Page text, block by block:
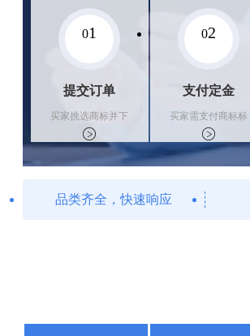
01
提交订单
买家挑选商标并下
单
02
支付定金
买家需支付商标标
价的10%的购买订
金
品类齐全，快速响应